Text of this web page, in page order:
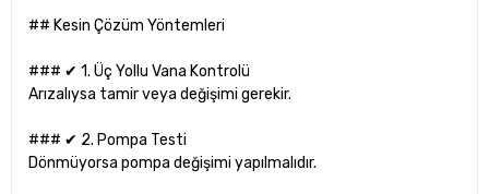
## Kesin Çözüm Yöntemleri
### ✔ 1. Üç Yollu Vana Kontrolü
Arızalıysa tamir veya değişimi gerekir.
### ✔ 2. Pompa Testi
Dönmüyorsa pompa değişimi yapılmalıdır.